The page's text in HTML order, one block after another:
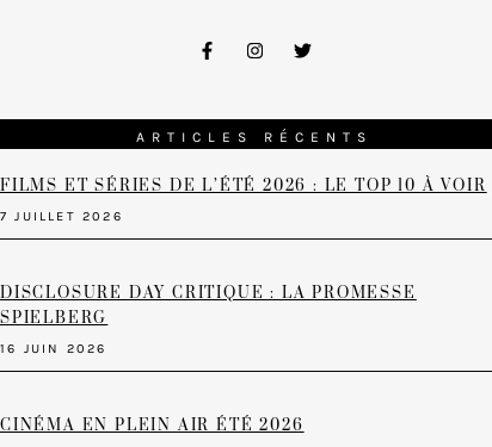
ARTICLES RÉCENTS
FILMS ET SÉRIES DE L’ÉTÉ 2026 : LE TOP 10 À VOIR
7 JUILLET 2026
DISCLOSURE DAY CRITIQUE : LA PROMESSE
SPIELBERG
16 JUIN 2026
CINÉMA EN PLEIN AIR ÉTÉ 2026